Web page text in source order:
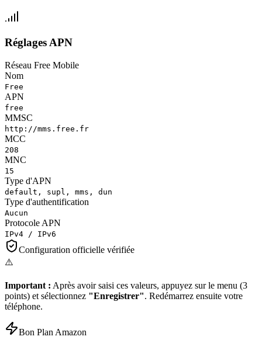
Réglages APN
Réseau Free Mobile
Nom
Free
APN
free
MMSC
http://mms.free.fr
MCC
208
MNC
15
Type d'APN
default, supl, mms, dun
Type d'authentification
Aucun
Protocole APN
IPv4 / IPv6
Configuration officielle vérifiée
⚠️
Important : Après avoir saisi ces valeurs, appuyez sur le menu (3
points) et sélectionnez "Enregistrer". Redémarrez ensuite votre
téléphone.
Bon Plan Amazon